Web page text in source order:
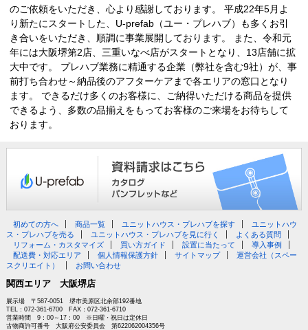
のご依頼をいただき、心より感謝しております。 平成22年5月よ
り新たにスタートした、U-prefab（ユー・プレハブ）も多くお引
き合いをいただき、順調に事業展開しております。 また、令和元
年には大阪堺第2店、三重いなべ店がスタートとなり、13店舗に拡
大中です。 プレハブ業務に精通する企業（弊社を含む9社）が、事
前打ち合わせ～納品後のアフターケアまで各エリアの窓口となり
ます。 できるだけ多くのお客様に、ご納得いただける商品を提供
できるよう、多数の品揃えをもってお客様のご来場をお待ちして
おります。
初めての方へ 商品一覧 ユニットハウス・プレハブを探す
ユニットハウ
ス・プレハブを売る
ユニットハウス・プレハブを見に行く
よくある質問
リフォーム・カスタマイズ
買い方ガイド 設置に当たって
導入事例
配送費・対応エリア
個人情報保護方針 サイトマップ
運営会社（スペー
スクリエイト）
お問い合わせ
関西エリア 大阪堺店
展示場 〒587-0051 堺市美原区北余部192番地
TEL：072-361-6700 FAX：072-361-6710
営業時間 9：00～17：00 ※日曜・祝日は定休日
古物商許可番号 大阪府公安委員会 第622062004356号